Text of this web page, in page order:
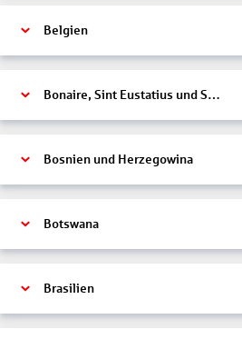
Belgien
Bonaire, Sint Eustatius und Saba
Bosnien und Herzegowina
Botswana
Brasilien